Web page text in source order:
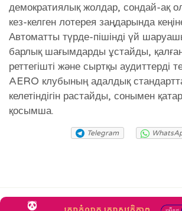
демократиялық жолдар, сондай-ақ
кез-келген лотерея заңдарында
Автоматты түрде-пішінді үй
барлық шағымдарды ұстайды,
реттегішті және сыртқы аудиттерді
AERO клубының адалдық
келетіндігін растайды, сонымен
қосымша.
Telegram